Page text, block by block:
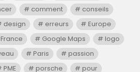
comment
conseils
design erreurs
Europe
France Google Maps
logo
Paris
passion
PME porsche pour